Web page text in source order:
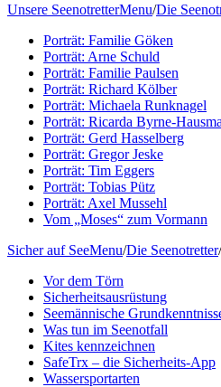
Unsere SeenotretterMenu/Die
Porträt: Familie Göken
Porträt: Arne Schuld
Porträt: Familie Paulsen
Porträt: Richard Kölber
Porträt: Michaela Runknagel
Porträt: Ricarda Byrne-
Porträt: Gerd Hasselberg
Porträt: Gregor Jeske
Porträt: Tim Eggers
Porträt: Tobias Pütz
Porträt: Axel Mussehl
Vom „Moses“ zum Vormann
Sicher auf SeeMenu/Die Seenotretter/
Vor dem Törn
Sicherheitsausrüstung
Seemännische
Was tun im Seenotfall
Kites kennzeichnen
SafeTrx – die Sicherheits-App
Wassersportarten